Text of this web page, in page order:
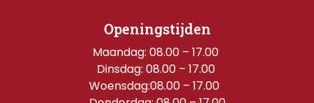
Openingstijden
Maandag: 08.00 – 17.00
Dinsdag: 08.00 – 17.00
Woensdag:08.00 – 17.00